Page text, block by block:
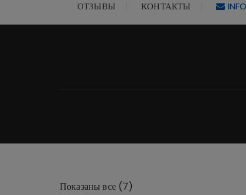
ОТЗЫВЫ КОНТАКТЫ
Показаны все (7)